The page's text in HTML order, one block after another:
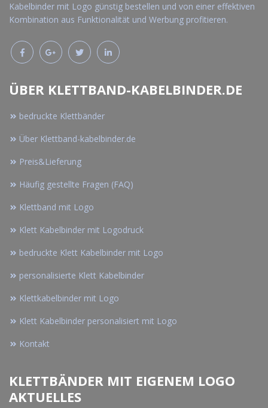
Kabelbinder mit Logo günstig bestellen und von einer effektiven
Kombination aus Funktionalität und Werbung profitieren.
ÜBER KLETTBAND-KABELBINDER.DE
bedruckte Klettbänder
Über Klettband-kabelbinder.de
Preis&Lieferung
Häufig gestellte Fragen (FAQ)
Klettband mit Logo
Klett Kabelbinder mit Logodruck
bedruckte Klett Kabelbinder mit Logo
personalisierte Klett Kabelbinder
Klettkabelbinder mit Logo
Klett Kabelbinder personalisiert mit Logo
Kontakt
KLETTBÄNDER MIT EIGENEM LOGO
AKTUELLES